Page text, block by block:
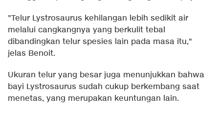
"Telur Lystrosaurus kehilangan lebih sedikit air
melalui cangkangnya yang berkulit tebal
dibandingkan telur spesies lain pada masa itu,"
jelas Benoit.
Ukuran telur yang besar juga menunjukkan bahwa
bayi Lystrosaurus sudah cukup berkembang saat
menetas, yang merupakan keuntungan lain.